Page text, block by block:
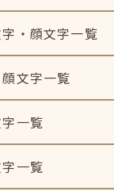
・顔文字一覧
文字一覧
一覧
一覧